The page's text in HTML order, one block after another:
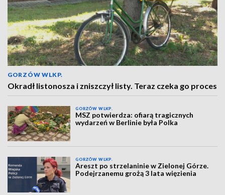
GORZÓW WLKP.
Okradł listonosza i zniszczył listy. Teraz czeka go proces
GORZÓW WLKP.
MSZ potwierdza: ofiarą tragicznych
wydarzeń w Berlinie była Polka
GORZÓW WLKP.
Areszt po strzelaninie w Zielonej Górze.
Podejrzanemu grożą 3 lata więzienia